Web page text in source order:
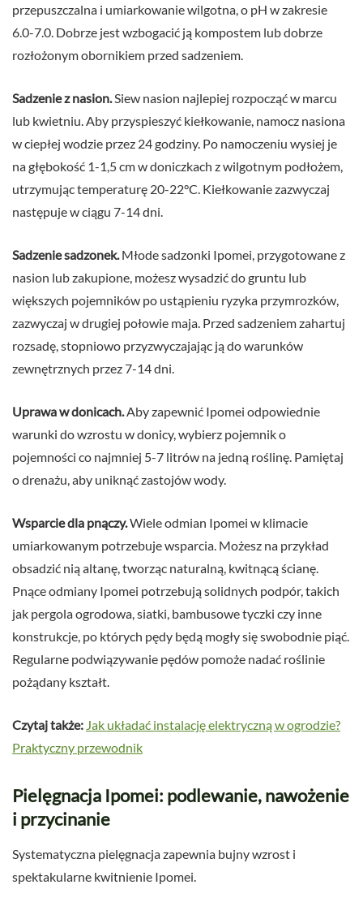
przepuszczalna i umiarkowanie wilgotna, o pH w zakresie
6.0-7.0. Dobrze jest wzbogacić ją kompostem lub dobrze
rozłożonym obornikiem przed sadzeniem.
Sadzenie z nasion.Siew nasion najlepiej rozpocząć w marcu
lub kwietniu. Aby przyspieszyć kiełkowanie, namocz nasiona
w ciepłej wodzie przez 24 godziny. Po namoczeniu wysiej je
na głębokość 1-1,5 cm w doniczkach z wilgotnym podłożem,
utrzymując temperaturę 20-22°C. Kiełkowanie zazwyczaj
następuje w ciągu 7-14 dni.
Sadzenie sadzonek.Młode sadzonki Ipomei, przygotowane z
nasion lub zakupione, możesz wysadzić do gruntu lub
większych pojemników po ustąpieniu ryzyka przymrozków,
zazwyczaj w drugiej połowie maja. Przed sadzeniem zahartuj
rozsadę, stopniowo przyzwyczajając ją do warunków
zewnętrznych przez 7-14 dni.
Uprawa w donicach.Aby zapewnić Ipomei odpowiednie
warunki do wzrostu w donicy, wybierz pojemnik o
pojemności co najmniej 5-7 litrów na jedną roślinę. Pamiętaj
o drenażu, aby uniknąć zastojów wody.
Wsparcie dla pnączy.Wiele odmian Ipomei w klimacie
umiarkowanym potrzebuje wsparcia. Możesz na przykład
obsadzić nią altanę, tworząc naturalną, kwitnącą ścianę.
Pnące odmiany Ipomei potrzebują solidnych podpór, takich
jak pergola ogrodowa, siatki, bambusowe tyczki czy inne
konstrukcje, po których pędy będą mogły się swobodnie piąć.
Regularne podwiązywanie pędów pomoże nadać roślinie
pożądany kształt.
Czytaj także: Jak układać instalację elektryczną w ogrodzie?
Praktyczny przewodnik
Pielęgnacja Ipomei: podlewanie, nawożenie
i przycinanie
Systematyczna pielęgnacja zapewnia bujny wzrost i
spektakularne kwitnienie Ipomei.